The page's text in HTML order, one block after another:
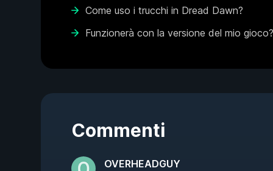
Come uso i trucchi in Dread Dawn?
Funzionerà con la versione del mio gioco?
Commenti
OVERHEADGUY